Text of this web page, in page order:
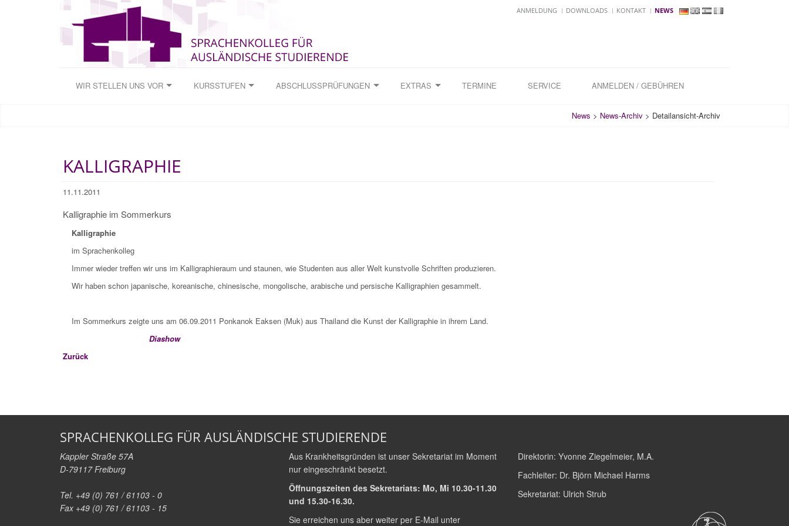
ANMELDUNG DOWNLOADS KONTAKT NEWS
WIR STELLEN UNS VOR KURSSTUFEN ABSCHLUSSPRÜFUNGEN EXTRAS TERMINE SERVICE ANMELDEN / GEBÜHREN
News > News-Archiv > Detailansicht-Archiv
KALLIGRAPHIE
11.11.2011
Kalligraphie im Sommerkurs
Kalligraphie
im Sprachenkolleg
Immer wieder treffen wir uns im Kalligraphieraum und staunen, wie Studenten aus aller Welt kunstvolle Schriften produzieren.
Wir haben schon japanische, koreanische, chinesische, mongolische, arabische und persische Kalligraphien gesammelt.
Im Sommerkurs zeigte uns am 06.09.2011 Ponkanok Eaksen (Muk) aus Thailand die Kunst der Kalligraphie in ihrem Land.
Diashow
Zurück
SPRACHENKOLLEG FÜR AUSLÄNDISCHE STUDIERENDE
Kappler Straße 57A
D-79117 Freiburg
Tel. +49 (0) 761 / 61103 - 0
Fax +49 (0) 761 / 61103 - 15
Aus Krankheitsgründen ist unser Sekretariat im Moment
nur eingeschränkt besetzt.
Öffnungszeiten des Sekretariats: Mo, Mi 10.30-11.30
und 15.30-16.30.
Sie erreichen uns aber weiter per E-Mail unter
Direktorin: Yvonne Ziegelmeier, M.A.
Fachleiter: Dr. Björn Michael Harms
Sekretariat: Ulrich Strub